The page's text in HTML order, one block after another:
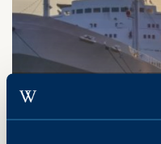
SEIZOENSSPECIAL
Vanaf 2 personen